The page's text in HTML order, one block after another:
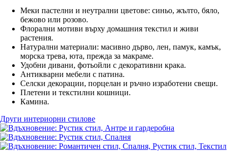
Меки пастелни и неутрални цветове: синьо, жълто, бяло,
бежово или розово.
Флорални мотиви върху домашния текстил и живи
растения.
Натурални материали: масивно дърво, лен, памук, камък,
морска трева, юта, прежда за макраме.
Удобни дивани, фотьойли с декоративни крака.
Антикварни мебели с патина.
Селски декорации, порцелан и ръчно изработени свещи.
Плетени и текстилни кошници.
Камина.
Други интериорни стилове